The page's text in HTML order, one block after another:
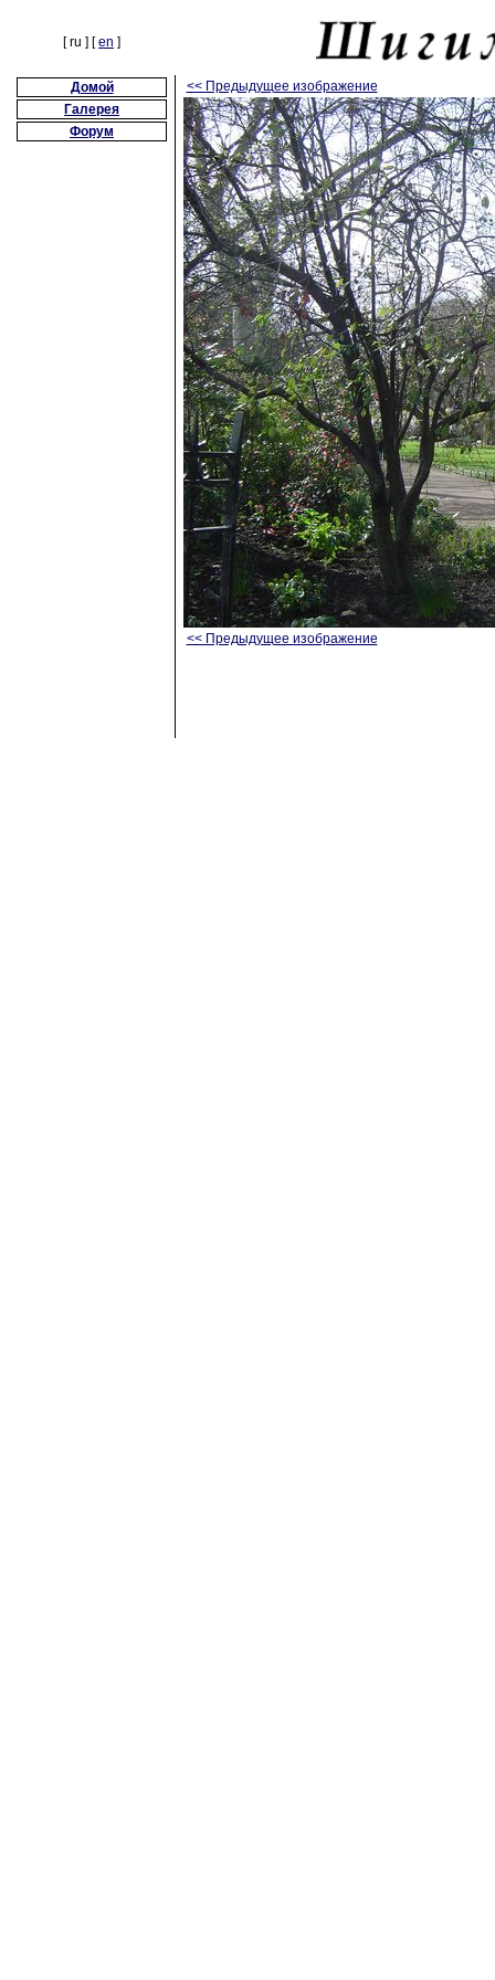
[ ru ] [en ]
Домой
Галерея
Форум
<< Предыдущее изображение
<< Предыдущее изображение